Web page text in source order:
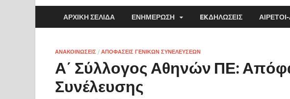
ΑΡΧΙΚΗ ΣΕΛΙΔΑ ΕΝΗΜΕΡΩΣΗ EKΔΗΛΩΣΕΙΣ
ΑΝΑΚΟΙΝΩΣΕΙΣ / ΑΠΟΦΑΣΕΙΣ ΓΕΝΙΚΩΝ ΣΥΝΕΛΕΥΣΕΩΝ
Α΄ Σύλλογος Αθηνών ΠΕ:
Συνέλευσης